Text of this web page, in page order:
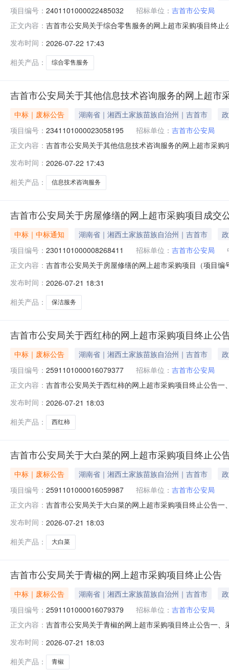
项目编号： 2401101000022485032 招标单位： 吉首市公安局
正文内容： 吉首市公安局关于综合零售服务的网上超市采购项目终
新下单八、其他事项：https://hunan.zcygov.cn
发布时间： 2026-07-22 17:43
相关产品：
综合零售服务
吉首市公安局关于其他信息技术咨询服务的网上超市
中标｜废标公告 湖南省｜湘西土家族苗族自治州｜吉首市
项目编号： 2341101000023058195 招标单位： 吉首市公安局
正文内容： 吉首市公安局关于其他信息技术咨询服务的网上超市采
明:信息-错误，已重下八、其他事项：https://
发布时间： 2026-07-22 17:43
相关产品：
信息技术咨询服务
吉首市公安局关于房屋修缮的网上超市采购项目成交
中标｜中标通知 湖南省｜湘西土家族苗族自治州｜吉首市
项目编号： 2301101000008268411 招标单位： 吉首市公安局
正文内容： 吉首市公安局关于房屋修缮的网上超市采购项目（项目
位信息采购单位名称：吉首市公安局采购单位地址：乾
发布时间： 2026-07-21 18:31
相关产品：
保洁服务
吉首市公安局关于西红柿的网上超市采购项目终止公
中标｜废标公告 湖南省｜湘西土家族苗族自治州｜吉首市
项目编号： 2591101000016079377 招标单位： 吉首市公安局
正文内容： 吉首市公安局关于西红柿的网上超市采购项目终止公告
八、其他事项：https://hunan.zcygov.cn
发布时间： 2026-07-21 18:03
相关产品：
西红柿
吉首市公安局关于大白菜的网上超市采购项目终止公
中标｜废标公告 湖南省｜湘西土家族苗族自治州｜吉首市
项目编号： 2591101000016059987 招标单位： 吉首市公安局
正文内容： 吉首市公安局关于大白菜的网上超市采购项目终止公告
八、其他事项：https://hunan.zcygov.cn
发布时间： 2026-07-21 18:03
相关产品：
大白菜
吉首市公安局关于青椒的网上超市采购项目终止公告
中标｜废标公告 湖南省｜湘西土家族苗族自治州｜吉首市
项目编号： 2591101000016079379 招标单位： 吉首市公安局
正文内容： 吉首市公安局关于青椒的网上超市采购项目终止公告一
八、其他事项：https://hunan.zcygov.cn
发布时间： 2026-07-21 18:03
相关产品：
青椒